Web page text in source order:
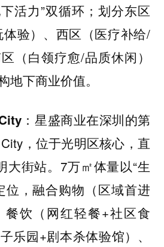
活力”双循环；划分东区
体验）、西区（医疗补给/
（白领疗愈/品质休闲）
地下商业价值。
： 星盛商业在深圳的第
，位于光明区核心，直
大街站。7万㎡体量以“生
位，融合购物（区域首进
饮（网红轻餐+社区食
乐园+剧本杀体验馆）、